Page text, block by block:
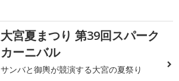
大宮夏まつり 第39回スパーク
カーニバル
サンバと御輿が競演する大宮の夏祭り